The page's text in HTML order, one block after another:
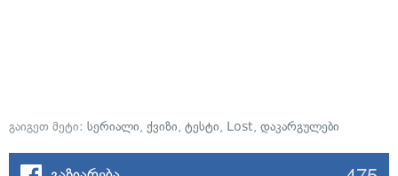
გაიგეთ მეტი: სერიალი, ქვიზი, ტესტი, Lost, დაკარგულები